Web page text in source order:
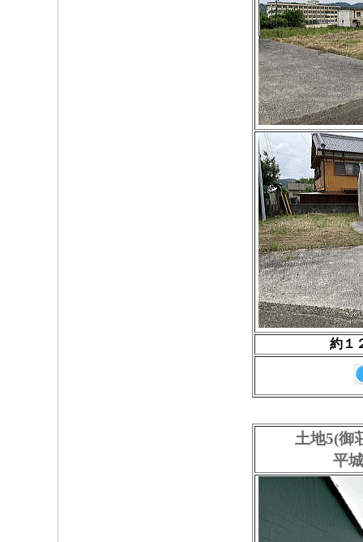
約１
土地5(
平